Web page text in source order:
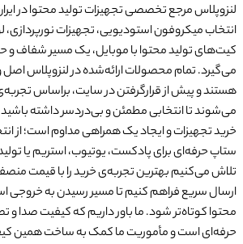
لنزوپلاس مرجع تخصصی تجهیزات تولید محتوا در
انتخاب میکروفون استودیویی، تجهیزات نورپردازی،
کیت‌های تولید محتوا با موبایل، یک مسیر شفاف و
می‌گیرد. تمام محصولات ارائه‌شده در لنزوپلاس اصل و
هستند و پیش از قرارگرفتن در سایت، براساس
می‌شوند تا انتخابی مطمئن و بی‌دردسر داشته
خرید تجهیزات و ایجاد یک همراهی مداوم است؛ از
ستاپ حرفه‌ای برای پادکست، یوتیوب، استریم یا
تلاش می‌کنیم بهترین تجربه‌ی خرید را با قیمت
ارسال سریع فراهم کنیم تا مسیر رسیدن به خروجی
محتوا کوتاه‌تر شود. ما باور داریم که کیفیت صدا و
حرفه‌ای است و مأموریت ما کمک به ساخت همین